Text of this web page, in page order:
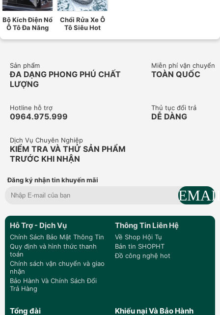
Bộ Kích Điện Nổ
Ô Tô Đa Năng
Chổi Rửa Xe Ô
Tô Siêu Hot
Sản phẩm
ĐA DẠNG PHONG PHÚ CHẤT
LƯỢNG
Miễn phí vận chuyển
TOÀN QUỐC
Hotline hỗ trợ
0964.975.999
Thủ tục đổi trả
DỄ DÀNG
Dịch Vụ Chuyên Nghiệp
KIỂM TRA VÀ THỬ SẢN PHẨM
TRƯỚC KHI NHẬN
Đăng ký nhận tin khuyến mãi
Hỗ Trợ - Dịch Vụ
Chính Sách Bảo Mật Thông Tin
Quy định và hình thức thanh
toán
Chính sách vận chuyển và giao
nhận
Bảo Hành Và Chính Sách Đổi
Trả Hàng
Thông Tin Liên Hệ
Về Shop Hội Tụ
Bản tin SHOPHT
Đồ công nghệ hot
Tổng đài Khiếu nại Và Bảo Hành